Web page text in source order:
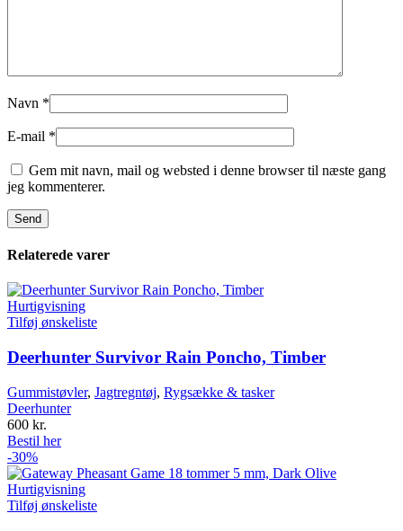
Navn *
E-mail *
Gem mit navn, mail og websted i denne browser til næste gang
jeg kommenterer.
Relaterede varer
Hurtigvisning
Tilføj ønskeliste
Deerhunter Survivor Rain Poncho, Timber
Gummistøvler, Jagtregntøj, Rygsække & tasker
Deerhunter
600 kr.
Bestil her
-30%
Hurtigvisning
Tilføj ønskeliste